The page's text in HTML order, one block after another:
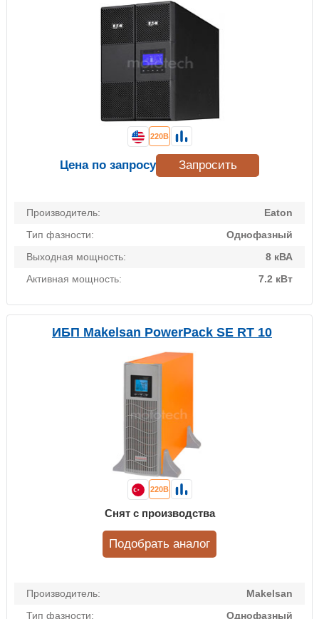
Производитель:
Eaton
Тип фазности:
Однофазный
Выходная мощность:
8 кВА
Активная мощность:
7.2 кВт
220В
Цена по запросу Запросить
ИБП Makelsan PowerPack SE RT 10
Производитель:
Makelsan
Тип фазности:
Однофазный
220В
Снят с производства
Подобрать аналог